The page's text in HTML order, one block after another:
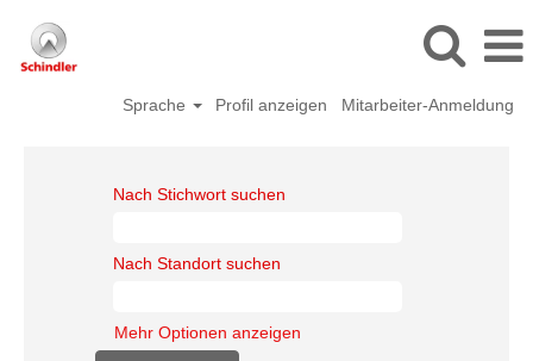
Sprache Profil anzeigen Mitarbeiter-Anmeldung
Nach Stichwort suchen
Nach Standort suchen
Mehr Optionen anzeigen